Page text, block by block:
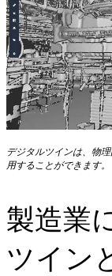
デジタルツインは、物
用することができます。
製造業
ツイン